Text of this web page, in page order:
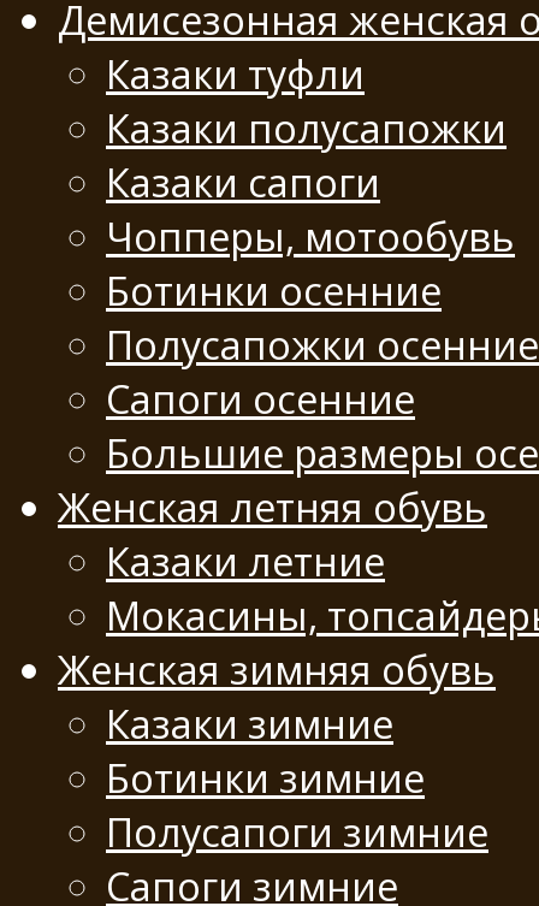
Демисезонная женская
Казаки туфли
Казаки полусапожки
Казаки сапоги
Чопперы, мотообувь
Ботинки осенние
Полусапожки осенние
Сапоги осенние
Большие размеры
Женская летняя обувь
Казаки летние
Мокасины,
Женская зимняя обувь
Казаки зимние
Ботинки зимние
Полусапоги зимние
Сапоги зимние